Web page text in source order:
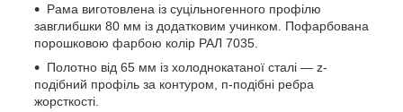
Рама виготовлена із суцільногенного профілю
завглибшки 80 мм із додатковим учинком. Пофарбована
порошковою фарбою колір РАЛ 7035.
Полотно від 65 мм із холоднокатаної сталі — z-
подібний профіль за контуром, п-подібні ребра
жорсткості.